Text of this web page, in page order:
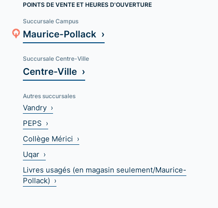
POINTS DE VENTE ET HEURES D'OUVERTURE
Succursale Campus
Maurice-Pollack ›
Succursale Centre-Ville
Centre-Ville ›
Autres succursales
Vandry ›
PEPS ›
Collège Mérici ›
Uqar ›
Livres usagés (en magasin seulement/Maurice-
Pollack) ›